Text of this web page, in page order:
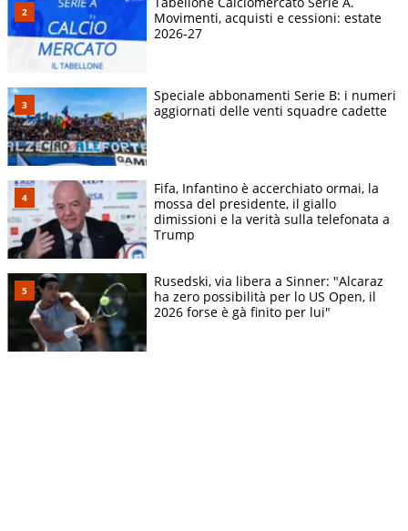
Movimenti, acquisti e cessioni: estate
2026-27
Speciale abbonamenti Serie B: i numeri
aggiornati delle venti squadre cadette
Fifa, Infantino è accerchiato ormai, la
mossa del presidente, il giallo
dimissioni e la verità sulla telefonata a
Trump
Rusedski, via libera a Sinner: "Alcaraz
ha zero possibilità per lo US Open, il
2026 forse è gà finito per lui"